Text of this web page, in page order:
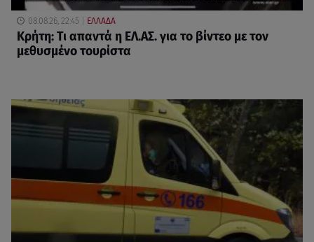
08.08.26, 22:45 ΕΛΛΑΔΑ
Κρήτη: Τι απαντά η ΕΛ.ΑΣ. για το βίντεο με τον
μεθυσμένο τουρίστα